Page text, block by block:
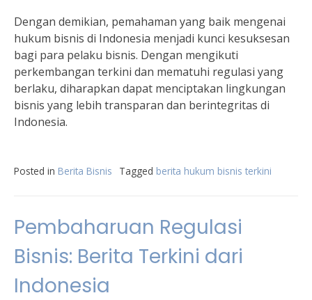
Dengan demikian, pemahaman yang baik mengenai
hukum bisnis di Indonesia menjadi kunci kesuksesan
bagi para pelaku bisnis. Dengan mengikuti
perkembangan terkini dan mematuhi regulasi yang
berlaku, diharapkan dapat menciptakan lingkungan
bisnis yang lebih transparan dan berintegritas di
Indonesia.
Posted in Berita Bisnis Tagged berita hukum bisnis terkini
Pembaharuan Regulasi
Bisnis: Berita Terkini dari
Indonesia